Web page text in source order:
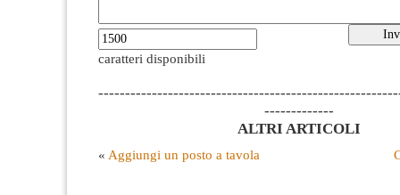
caratteri disponibili
-------------
ALTRI ARTICOLI
« Aggiungi un posto a tavola